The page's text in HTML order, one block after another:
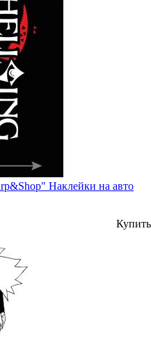
Наклейки на авто
Купить